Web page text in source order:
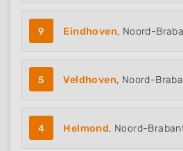
9 Eindhoven, Noord-
5 Veldhoven, Noord-
4 Helmond, Noord-